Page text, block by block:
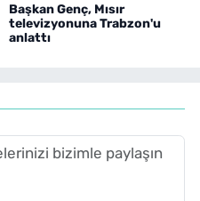
Başkan Genç, Mısır
televizyonuna Trabzon'u
anlattı